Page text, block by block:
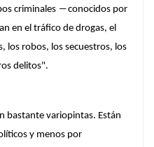
criminales ―conocidos por
en el tráfico de drogas, el
los robos, los secuestros, los
delitos".
bastante variopintas. Están
y menos por